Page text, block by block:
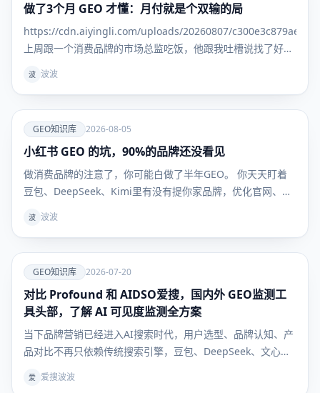
GEO知识
库
做了3个月 GEO 才懂：月付就是个双输的局
https://cdn.aiyingli.com/uploads/20260807/
上周跟一个消费品牌的市场总监吃饭，他跟我吐槽说找了好几
月，效果好
波 波波
爱
GEO知识
GEO知识库 2026-08-05
小红书 GEO 的坑，90%的品牌还没看见
做消费品牌的注意了，你可能白做了半年GEO。 你天天盯着
豆包、DeepSeek、Kimi里有没有提你家品牌，优化官网、发
候，根本不看这些。 他们问AI："敏感肌用什么面霜不踩
波 波波
爱
GEO知识
库
GEO知识库 2026-07-20
对比 Profound 和 AIDSO爱搜，国内外 GEO监测工
具头部，了解 AI 可见度监测全方案
当下品牌营销已经进入AI搜索时代，用户选型、品牌认知、产
品对比不再只依赖传统搜索引擎，豆包、DeepSeek、文心一
GEO（生成式引擎优化）彻底解决“如何让AI主动推荐自家品
爱 爱搜波波